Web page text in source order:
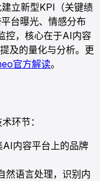
立新型KPI（关键绩
台曝光、情感分布
控，核心在于AI内容
及的量化与分析。更
官方解读。
环节：
AI内容平台上的品牌
然语言处理，识别内